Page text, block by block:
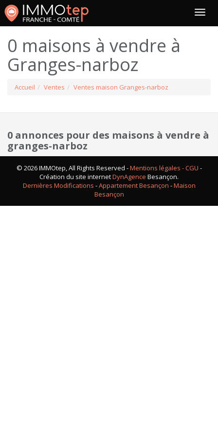
0 maisons à vendre à
Granges-narboz
Accueil Ventes Ventes maison Granges-narboz
0 annonces pour des maisons à vendre à
granges-narboz
© 2026 IMMOtep, All Rights Reserved -Mentions légales - CGU -
Création du site internetDynAgence Besançon.
Dernières Modifications -Appartement Besançon -Maison
Besançon